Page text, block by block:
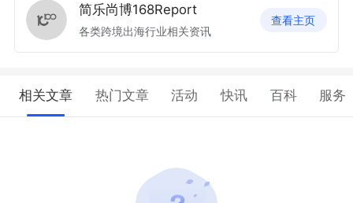
简乐尚博168Report
各类跨境出海行业相关资讯
查看主页
相关文章 热门文章 活动 快讯 百科 服务